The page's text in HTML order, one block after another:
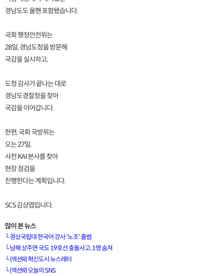
경남도도 올핸 포함됐습니다.
국회 행정안전위는
28일, 경남도청을 방문해
국감을 실시하고,
도청 감사가 끝나는 대로
경남도경찰청을 찾아
국감을 이어갑니다.
한편, 국회 국방위는
오는 27일,
사천 KAI 본사를 찾아
현장 점검을
진행한다는 계획입니다.
SCS 김상엽입니다.
많이 본 뉴스
└경상국립대 한국어 강사 '노조' 출범
└남해 상주면 국도 19호선 충돌사고..1명 숨져
└(섹션R) 혁신도시 뉴스레터
└(섹션R) 오늘의 SNS